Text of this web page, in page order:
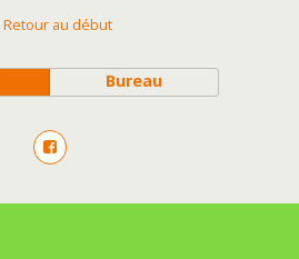
Retour au début
Bureau